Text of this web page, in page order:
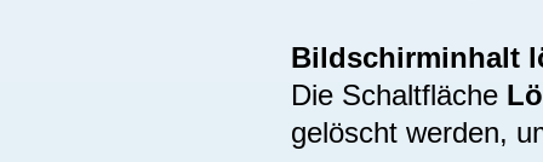
Bildschirminhalt
Die Schaltfläche
gelöscht werden,